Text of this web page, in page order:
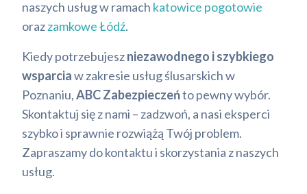
naszych usług w ramach katowice pogotowie
orazzamkowe Łódź.
Kiedy potrzebujeszniezawodnego i szybkiego
wsparciaw zakresie usług ślusarskich w
Poznaniu,ABC Zabezpieczeńto pewny wybór.
Skontaktuj się z nami – zadzwoń, a nasi eksperci
szybko i sprawnie rozwiążą Twój problem.
Zapraszamy do kontaktu i skorzystania z naszych
usług.